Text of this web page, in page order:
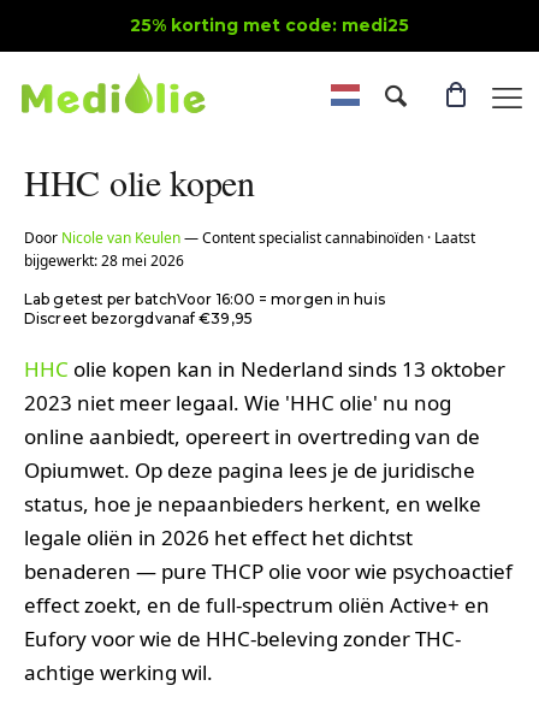
25% korting met code: medi25
HHC olie kopen
Door Nicole van Keulen— Content specialist cannabinoïden · Laatst
bijgewerkt: 28 mei 2026
Lab getest per batchVoor 16:00 = morgen in huis
Discreet bezorgd vanaf €39,95
HHC olie kopen kan in Nederland sinds 13 oktober
2023 niet meer legaal. Wie 'HHC olie' nu nog
online aanbiedt, opereert in overtreding van de
Opiumwet. Op deze pagina lees je de juridische
status, hoe je nepaanbieders herkent, en welke
legale oliën in 2026 het effect het dichtst
benaderen — pure THCP olie voor wie psychoactief
effect zoekt, en de full-spectrum oliën Active+ en
Eufory voor wie de HHC-beleving zonder THC-
achtige werking wil.